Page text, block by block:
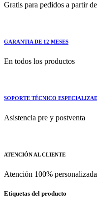
Gratis para pedidos a partir
GARANTIA DE 12 MESES
En todos los productos
SOPORTE TÉCNICO
Asistencia pre y postventa
ATENCIÓN AL CLIENTE
Atención 100% personalizada
Etiquetas del producto